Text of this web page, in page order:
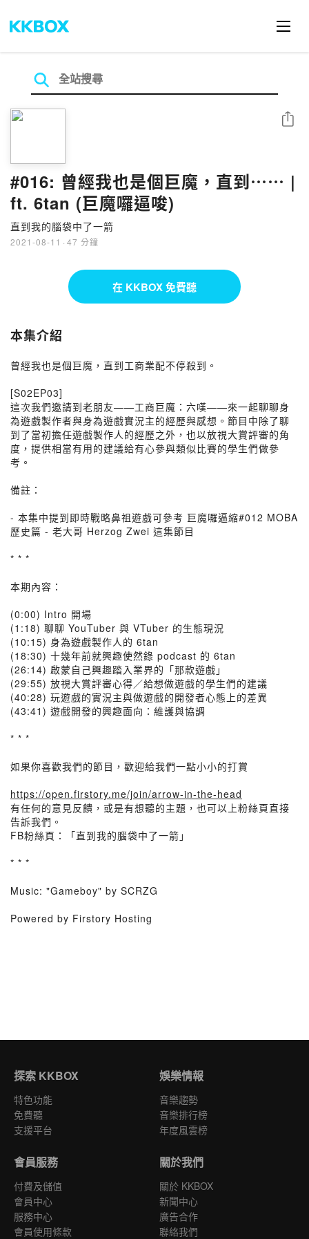
#016: 曾經我也是個巨魔，直到⋯⋯ |
ft. 6tan (巨魔囉逼唆)
直到我的腦袋中了一箭
2021-08-11 · 47 分鐘
分享
在 KKBOX 免費聽
本集介紹
曾經我也是個巨魔，直到工商業配不停殺到。
[S02EP03]
這次我們邀請到老朋友——工商巨魔：六嘆——來一起聊聊身
為遊戲製作者與身為遊戲實況主的經歷與感想。節目中除了聊
到了當初擔任遊戲製作人的經歷之外，也以放視大賞評審的角
度，提供相當有用的建議給有心參與類似比賽的學生們做參
考。
備註：
- 本集中提到即時戰略鼻祖遊戲可參考 巨魔囉逼縮#012 MOBA
歷史篇 - 老大哥 Herzog Zwei 這集節目
* * *
本期內容：
(0:00) Intro 開場
(1:18) 聊聊 YouTuber 與 VTuber 的生態現況
(10:15) 身為遊戲製作人的 6tan
(18:30) 十幾年前就興趣使然錄 podcast 的 6tan
(26:14) 啟蒙自己興趣踏入業界的「那款遊戲」
(29:55) 放視大賞評審心得／給想做遊戲的學生們的建議
(40:28) 玩遊戲的實況主與做遊戲的開發者心態上的差異
(43:41) 遊戲開發的興趣面向：維護與協調
* * *
如果你喜歡我們的節目，歡迎給我們一點小小的打賞
https://open.firstory.me/join/arrow-in-the-head
有任何的意見反饋，或是有想聽的主題，也可以上粉絲頁直接
告訴我們。
FB粉絲頁：「直到我的腦袋中了一箭」
* * *
Music: "Gameboy" by SCRZG
Powered by Firstory Hosting
探索 KKBOX
特色功能
免費聽
支援平台
娛樂情報
音樂趨勢
音樂排行榜
年度風雲榜
會員服務
付費及儲值
會員中心
服務中心
會員使用條款
關於我們
關於 KKBOX
新聞中心
廣告合作
聯絡我們